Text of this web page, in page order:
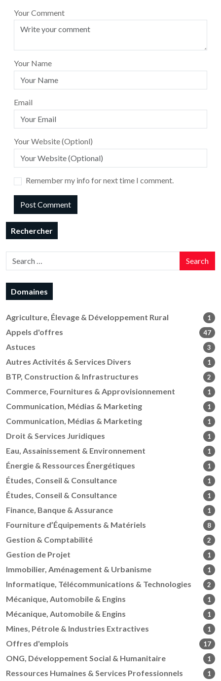
Your Comment
Your Name
Email
Your Website (Optionl)
Remember my info for next time I comment.
Rechercher
Search
Domaines
Agriculture, Élevage & Développement Rural 1
Appels d'offres 47
Astuces 3
Autres Activités & Services Divers 1
BTP, Construction & Infrastructures 2
Commerce, Fournitures & Approvisionnement 1
Communication, Médias & Marketing 1
Communication, Médias & Marketing 1
Droit & Services Juridiques 1
Eau, Assainissement & Environnement 1
Énergie & Ressources Énergétiques 1
Études, Conseil & Consultance 1
Études, Conseil & Consultance 1
Finance, Banque & Assurance 1
Fourniture d’Équipements & Matériels 8
Gestion & Comptabilité 2
Gestion de Projet 1
Immobilier, Aménagement & Urbanisme 1
Informatique, Télécommunications & Technologies 2
Mécanique, Automobile & Engins 1
Mécanique, Automobile & Engins 1
Mines, Pétrole & Industries Extractives 1
Offres d'emplois 17
ONG, Développement Social & Humanitaire 1
Ressources Humaines & Services Professionnels 1